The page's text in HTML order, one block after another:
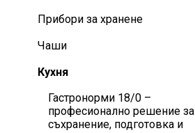
Прибори за хранене
Чаши
Кухня
Гастронорми 18/0 –
професионално решение за
съхранение, подготовка и